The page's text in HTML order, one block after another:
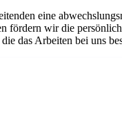
eine
fördern wir die
das Arbeiten bei uns